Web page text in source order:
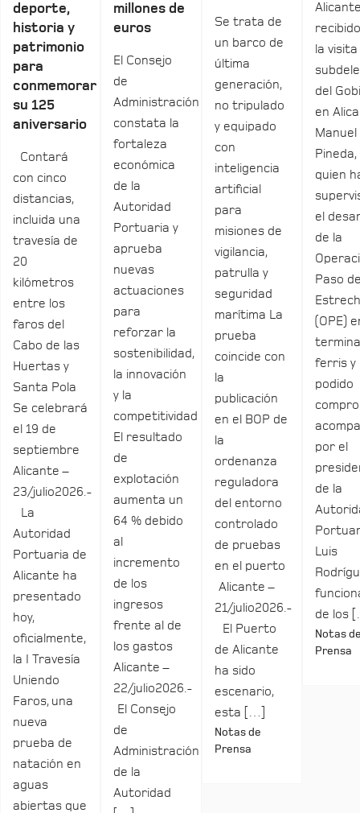
deporte,
historia y
patrimonio
para
conmemorar
su 125
aniversario
Contará
con cinco
distancias,
incluida una
travesía de
20
kilómetros
entre los
faros del
Cabo de las
Huertas y
Santa Pola
Se celebrará
el 19 de
septiembre
Alicante –
23/julio2026.-
La
Autoridad
Portuaria de
Alicante ha
presentado
hoy,
oficialmente,
la I Travesía
Uniendo
Faros, una
nueva
prueba de
natación en
aguas
abiertas que
millones de
euros
El Consejo
de
Administración
constata la
fortaleza
económica
de la
Autoridad
Portuaria y
aprueba
nuevas
actuaciones
para
reforzar la
sostenibilidad,
la innovación
y la
competitividad
El resultado
de
explotación
aumenta un
64 % debido
al
incremento
de los
ingresos
frente al de
los gastos
Alicante –
22/julio2026.-
El Consejo
de
Administración
de la
Autoridad
Se trata de
un barco de
última
generación,
no tripulado
y equipado
con
inteligencia
artificial
para
misiones de
vigilancia,
patrulla y
seguridad
marítima La
prueba
coincide con
la
publicación
en el BOP de
la
ordenanza
reguladora
del entorno
controlado
de pruebas
en el puerto
Alicante –
21/julio2026.-
El Puerto
de Alicante
ha sido
escenario,
esta […]
Notas de
Prensa
la
del
en
Manuel
Pineda,
quien
el
de la
Paso
(OPE)
ferris y
podido
por el
de la
Luis
de los
Notas
Prensa